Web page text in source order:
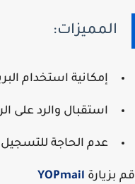
المميزات:
إمكانية استخدام
استقبال والرد على
عدم الحاجة للتسجيل
قم بزيارة YOPmail